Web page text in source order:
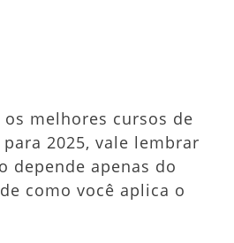
melhores cursos de
2025, vale lembrar
depende apenas do
como você aplica o